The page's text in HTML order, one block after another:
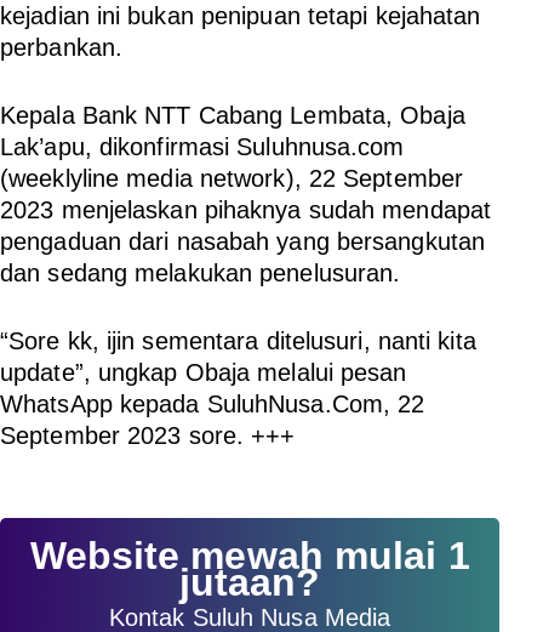
kejadian ini bukan penipuan tetapi kejahatan
perbankan.
Kepala Bank NTT Cabang Lembata, Obaja
Lak’apu, dikonfirmasi Suluhnusa.com
(weeklyline media network), 22 September
2023 menjelaskan pihaknya sudah mendapat
pengaduan dari nasabah yang bersangkutan
dan sedang melakukan penelusuran.
“Sore kk, ijin sementara ditelusuri, nanti kita
update”, ungkap Obaja melalui pesan
WhatsApp kepada SuluhNusa.Com, 22
September 2023 sore. +++
Website mewah mulai 1
jutaan?
Kontak Suluh Nusa Media